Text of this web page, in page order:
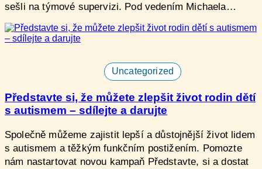
sešli na týmové supervizi. Pod vedením Michaela…
Uncategorized
Představte si, že můžete zlepšit život rodin dětí
s autismem – sdílejte a darujte
Společně můžeme zajistit lepší a důstojnější život lidem
s autismem a těžkým funkčním postižením. Pomozte
nám nastartovat novou kampaň Představte, si a dostat